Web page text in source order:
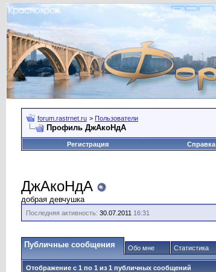
forum.rastrnet.ru > Пользователи
Профиль ДжАкоНдА
Регистрация
Справка
ДжАкоНдА
добрая девчушка
Последняя активность: 30.07.2011 16:31
Публичные сообщения Обо мне Статистика
Отображение с 1 по 1 из 1 публичных сообщений